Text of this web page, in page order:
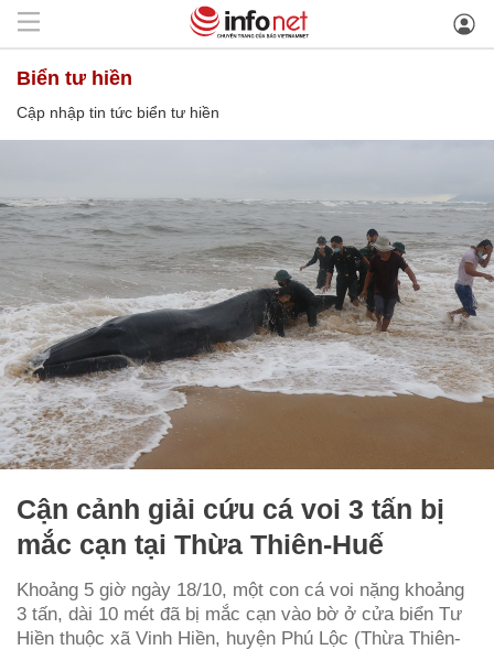
biển tư hiền
Cập nhập tin tức biển tư hiền
Cận cảnh giải cứu cá voi 3 tấn bị
mắc cạn tại Thừa Thiên-Huế
Khoảng 5 giờ ngày 18/10, một con cá voi nặng khoảng
3 tấn, dài 10 mét đã bị mắc cạn vào bờ ở cửa biển Tư
Hiền thuộc xã Vinh Hiền, huyện Phú Lộc (Thừa Thiên-